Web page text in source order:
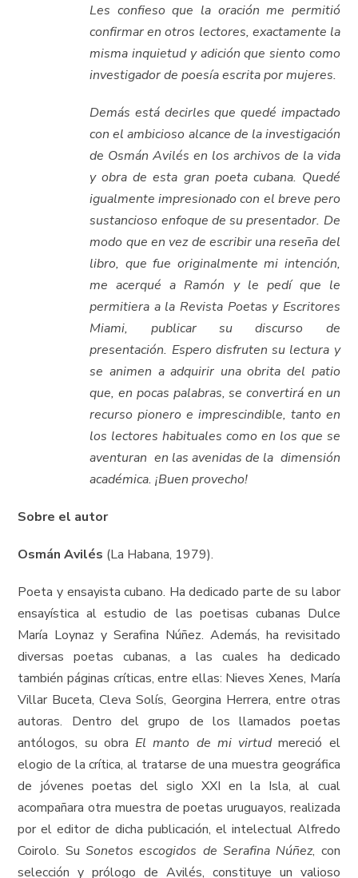
Les confieso que la oración me permitió
confirmar en otros lectores, exactamente la
misma inquietud y adición que siento como
investigador de poesía escrita por mujeres.
Demás está decirles que quedé impactado
con el ambicioso alcance de la investigación
de Osmán Avilés en los archivos de la vida
y obra de esta gran poeta cubana. Quedé
igualmente impresionado con el breve pero
sustancioso enfoque de su presentador. De
modo que en vez de escribir una reseña del
libro, que fue originalmente mi intención,
me acerqué a Ramón y le pedí que le
permitiera a la Revista Poetas y Escritores
Miami, publicar su discurso de
presentación. Espero disfruten su lectura y
se animen a adquirir una obrita del patio
que, en pocas palabras, se convertirá en un
recurso pionero e imprescindible, tanto en
los lectores habituales como en los que se
aventuran en las avenidas de la dimensión
académica. ¡Buen provecho!
Sobre el autor
Osmán Avilés (La Habana, 1979).
Poeta y ensayista cubano. Ha dedicado parte de su labor
ensayística al estudio de las poetisas cubanas Dulce
María Loynaz y Serafina Núñez. Además, ha revisitado
diversas poetas cubanas, a las cuales ha dedicado
también páginas críticas, entre ellas: Nieves Xenes, María
Villar Buceta, Cleva Solís, Georgina Herrera, entre otras
autoras. Dentro del grupo de los llamados poetas
antólogos, su obraEl manto de mi virtudmereció el
elogio de la crítica, al tratarse de una muestra geográfica
de jóvenes poetas del siglo XXI en la Isla, al cual
acompañara otra muestra de poetas uruguayos, realizada
por el editor de dicha publicación, el intelectual Alfredo
Coirolo. SuSonetos escogidos de Serafina Núñez, con
selección y prólogo de Avilés, constituye un valioso